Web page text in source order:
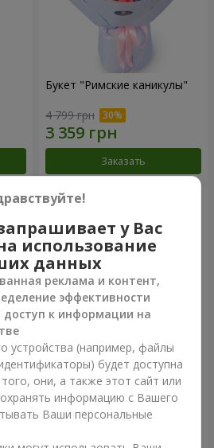
Букет "Римские каникулы"
4 799 грн
Заказать
101 красная роза
10 362 грн
у Вас
использование
данных
реклама и контент,
эффективности
доступ к информации на
устройства (например, файлы
будет доступна
они, а также этот сайт или
информацию с Вашего
Ваши персональные